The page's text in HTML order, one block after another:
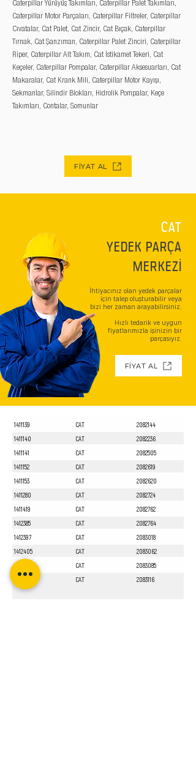
Caterpillar Yürüyüş Takımları, Caterpillar Palet Takımları,
Caterpillar Motor Parçaları, Caterpillar Filtreler, Caterpillar
Cıvatalar, Cat Palet, Cat Zincir, Cat Bıçak, Caterpillar
Tırnak, Cat Şanzıman, Caterpillar Palet Zinciri, Caterpillar
Riper, Caterpillar Alt Takım, Cat İstikamet Tekeri, Cat
Keçeler, Caterpillar Pompalar, Caterpillar Aksesuarları, Cat
Makaralar, Cat Krank Mili, Caterpillar Motor Kayışı,
Sekmanlar, Silindir Blokları, Hidrolik Pompalar, Keçe
Takımları, Contalar, Somunlar
FİYAT AL
CAT
YEDEK PARÇA
MERKEZİ
İhtiyacınız olan yedek parçalar
için talep oluşturabilir veya
bizi her zaman arayabilirsiniz.
Hızlı tedarik ve uygun
fiyatlarımızla işinizin bir
parçasıyız.
FİYAT AL
1411139 CAT
2082144
1411140
CAT
2082236
1411141
CAT
2082505
1411152
CAT
2082619
1411153
CAT
2082620
1411280
CAT
2082724
1411419
CAT
2082762
1412385
CAT
2082764
1412397
CAT
2083018
1412405
CAT
2083062
1412551
CAT
2083085
CAT 2083116